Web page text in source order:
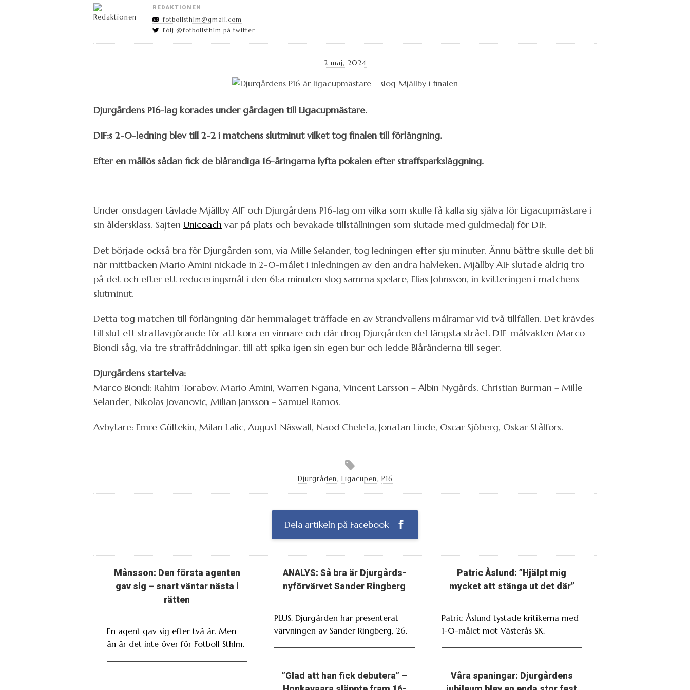
REDAKTIONEN
fotbollsthlm@gmail.com
Följ @fotbollsthlm på twitter
2 maj, 2024
Djurgårdens P16-lag korades under gårdagen till Ligacupmästare.
DIF:s 2-0-ledning blev till 2-2 i matchens slutminut vilket tog finalen till förlängning.
Efter en mållös sådan fick de blårandiga 16-åringarna lyfta pokalen efter straffsparksläggning.
Under onsdagen tävlade Mjällby AIF och Djurgårdens P16-lag om vilka som skulle få kalla sig själva för Ligacupmästare i
sin åldersklass. Sajten Unicoach var på plats och bevakade tillställningen som slutade med guldmedalj för DIF.
Det började också bra för Djurgården som, via Mille Selander, tog ledningen efter sju minuter. Ännu bättre skulle det bli
när mittbacken Mario Amini nickade in 2-0-målet i inledningen av den andra halvleken. Mjällby AIF slutade aldrig tro
på det och efter ett reduceringsmål i den 61:a minuten slog samma spelare, Elias Johnsson, in kvitteringen i matchens
slutminut.
Detta tog matchen till förlängning där hemmalaget träffade en av Strandvallens målramar vid två tillfällen. Det krävdes
till slut ett straffavgörande för att kora en vinnare och där drog Djurgården det längsta strået. DIF-målvakten Marco
Biondi såg, via tre straffräddningar, till att spika igen sin egen bur och ledde Blåränderna till seger.
Djurgårdens startelva:
Marco Biondi; Rahim Torabov, Mario Amini, Warren Ngana, Vincent Larsson – Albin Nygårds, Christian Burman – Mille
Selander, Nikolas Jovanovic, Milian Jansson – Samuel Ramos.
Avbytare: Emre Gültekin, Milan Lalic, August Näswall, Naod Cheleta, Jonatan Linde, Oscar Sjöberg, Oskar Stålfors.
Djurgråden, Ligacupen, P16
Dela artikeln på Facebook
Månsson: Den första agenten
gav sig – snart väntar nästa i
rätten
En agent gav sig efter två år. Men
än är det inte över för Fotboll Sthlm.
ANALYS: Så bra är Djurgårds-
nyförvärvet Sander Ringberg
PLUS. Djurgården har presenterat
värvningen av Sander Ringberg, 26.
Patric Åslund: ”Hjälpt mig
mycket att stänga ut det där”
Patric Åslund tystade kritikerna med
1-0-målet mot Västerås SK.
”Glad att han fick debutera” –
Våra spaningar: Djurgårdens